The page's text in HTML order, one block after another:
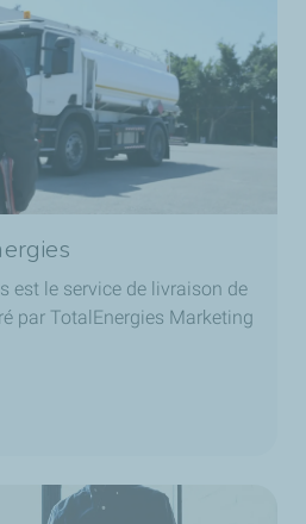
est le service de livraison de
par TotalEnergies Marketing